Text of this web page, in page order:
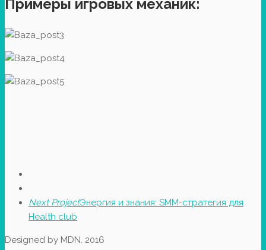
Примеры игровых механик:
Next ProjectЭнергия и знания: SMM-стратегия для
Health club
Designed by MDN. 2016